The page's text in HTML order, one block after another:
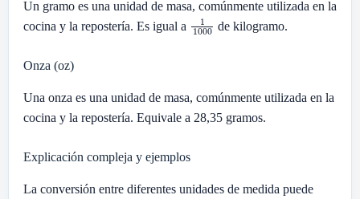
Un gramo es una unidad de masa, comúnmente utilizada en la
cocina y la repostería. Es igual a
1000de kilogramo.
Onza (oz)
Una onza es una unidad de masa, comúnmente utilizada en la
cocina y la repostería. Equivale a 28,35 gramos.
Explicación compleja y ejemplos
La conversión entre diferentes unidades de medida puede